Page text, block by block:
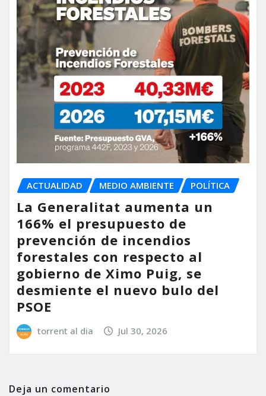
ACTUALIDAD MEDIO AMBIENTE POLÍTICA
La Generalitat aumenta un
166% el presupuesto de
prevención de incendios
forestales con respecto al
gobierno de Ximo Puig, se
desmiente el nuevo bulo del
PSOE
torrent al dia Jul 30, 2026
Deja un comentario